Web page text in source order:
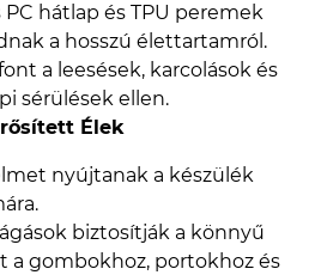
PC hátlap és TPU peremek
a hosszú élettartamról.
a leesések, karcolások és
sérülések ellen.
Élek
nyújtanak a készülék
biztosítják a könnyű
a gombokhoz, portokhoz és